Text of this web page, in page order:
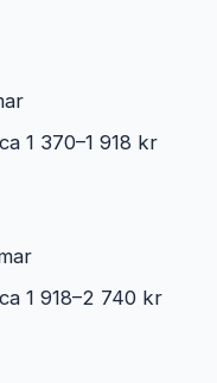
1 370–1 918 kr
1 918–2 740 kr